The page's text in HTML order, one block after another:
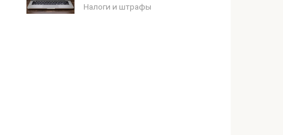
Налоги и штрафы